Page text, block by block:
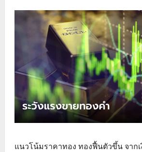
แนวโน้มราคาทอง ทองฟื้นตัวขึ้น จาก